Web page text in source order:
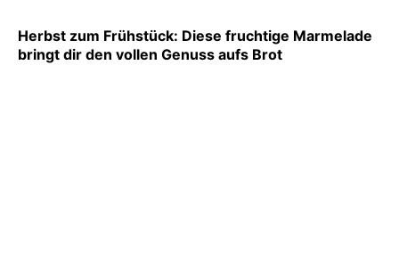
Herbst zum Frühstück: Diese fruchtige Marmelade
bringt dir den vollen Genuss aufs Brot